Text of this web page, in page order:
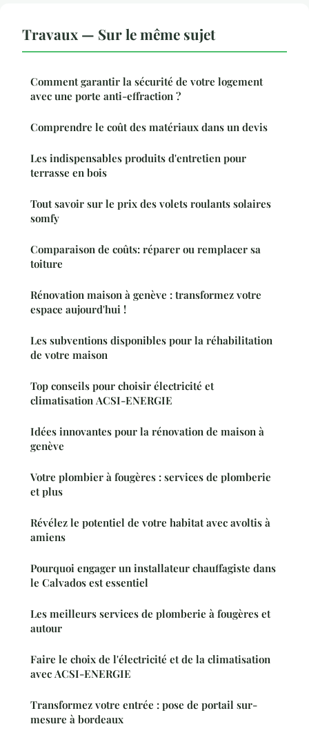
Travaux — Sur le même sujet
Comment garantir la sécurité de votre logement
avec une porte anti-effraction ?
Comprendre le coût des matériaux dans un devis
Les indispensables produits d'entretien pour
terrasse en bois
Tout savoir sur le prix des volets roulants solaires
somfy
Comparaison de coûts: réparer ou remplacer sa
toiture
Rénovation maison à genève : transformez votre
espace aujourd'hui !
Les subventions disponibles pour la réhabilitation
de votre maison
Top conseils pour choisir électricité et
climatisation ACSI-ENERGIE
Idées innovantes pour la rénovation de maison à
genève
Votre plombier à fougères : services de plomberie
et plus
Révélez le potentiel de votre habitat avec avoltis à
amiens
Pourquoi engager un installateur chauffagiste dans
le Calvados est essentiel
Les meilleurs services de plomberie à fougères et
autour
Faire le choix de l'électricité et de la climatisation
avec ACSI-ENERGIE
Transformez votre entrée : pose de portail sur-
mesure à bordeaux